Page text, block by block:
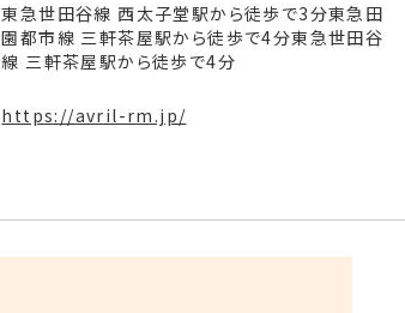
東急世田谷線 西太子堂駅から徒歩で3分東急田
園都市線 三軒茶屋駅から徒歩で4分東急世田谷
線 三軒茶屋駅から徒歩で4分
https://avril-rm.jp/